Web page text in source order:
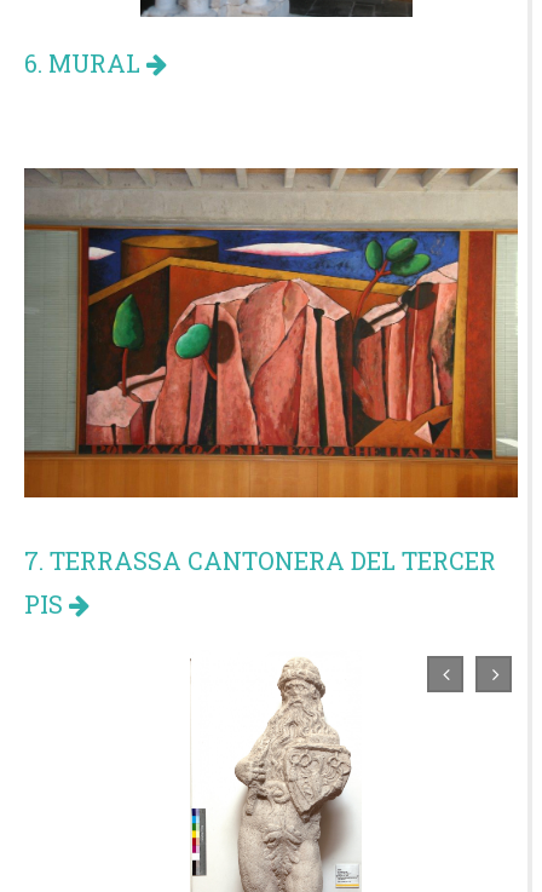
6. MURAL
7. TERRASSA CANTONERA DEL TERCER
PIS